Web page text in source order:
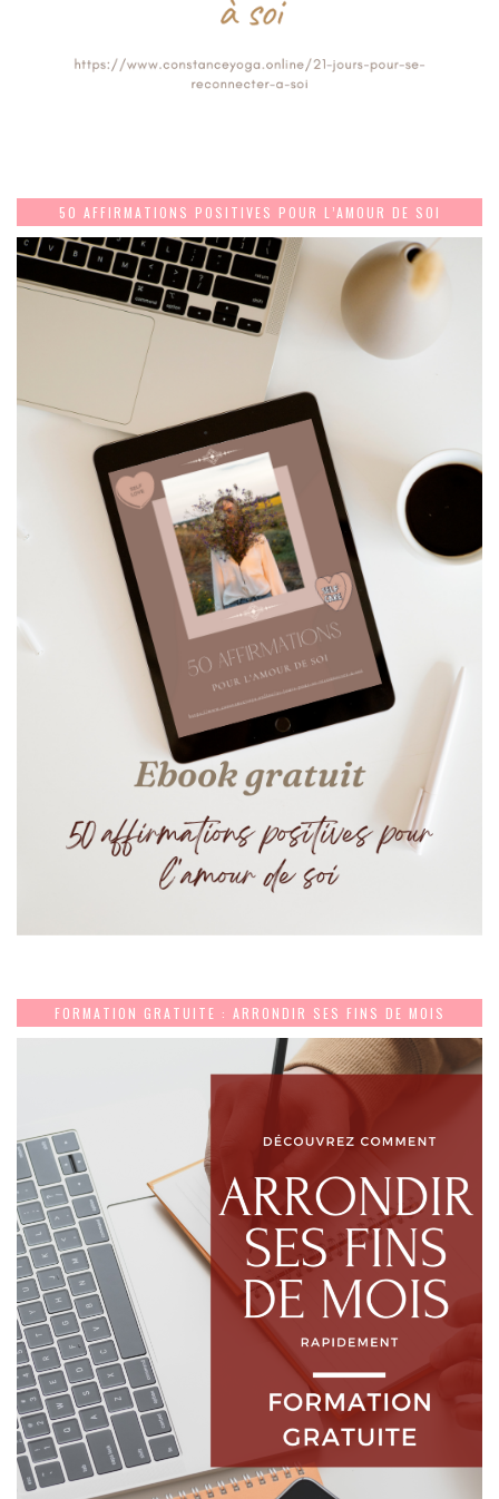
50 AFFIRMATIONS POSITIVES POUR L’AMOUR DE SOI
FORMATION GRATUITE : ARRONDIR SES FINS DE MOIS